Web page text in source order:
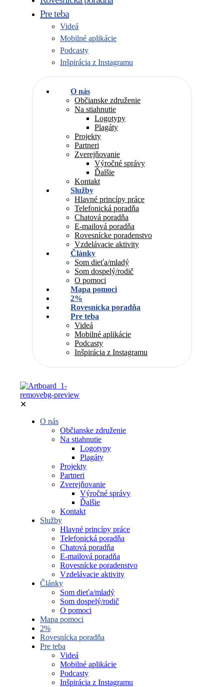
Pre teba
Videá
Mobilné aplikácie
Podcasty
Inšpirácia z Instagramu
O nás
Občianske združenie
Na stiahnutie
Logotypy
Plagáty
Projekty
Partneri
Zverejňovanie
Výročné správy
Ďalšie
Kontakt
Služby
Hlavné princípy práce
Telefonická poradňa
Chatová poradňa
E-mailová poradňa
Rovesnícke poradenstvo
Vzdelávacie aktivity
Články
Som dieťa/mladý
Som dospelý/rodič
O pomoci
Mapa pomoci
2%
Rovesnícka poradňa
Pre teba
Videá
Mobilné aplikácie
Podcasty
Inšpirácia z Instagramu
✕
O nás
Občianske združenie
Na stiahnutie
Logotypy
Plagáty
Projekty
Partneri
Zverejňovanie
Výročné správy
Ďalšie
Kontakt
Služby
Hlavné princípy práce
Telefonická poradňa
Chatová poradňa
E-mailová poradňa
Rovesnícke poradenstvo
Vzdelávacie aktivity
Články
Som dieťa/mladý
Som dospelý/rodič
O pomoci
Mapa pomoci
2%
Rovesnícka poradňa
Pre teba
Videá
Mobilné aplikácie
Podcasty
Inšpirácia z Instagramu